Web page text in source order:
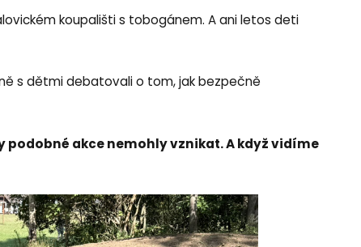
koupališti s tobogánem. A ani letos deti
s dětmi debatovali o tom, jak bezpečně
akce nemohly vznikat. A když vidíme